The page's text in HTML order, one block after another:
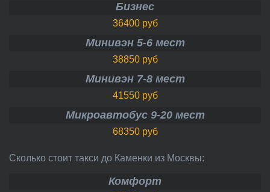
Бизнес
36400 руб
Минивэн 5-6 мест
38850 руб
Минивэн 7-8 мест
41550 руб
Микроавтобус 9-20 мест
68350 руб
Сколько стоит такси до Каменки из Москвы:
Комфорт